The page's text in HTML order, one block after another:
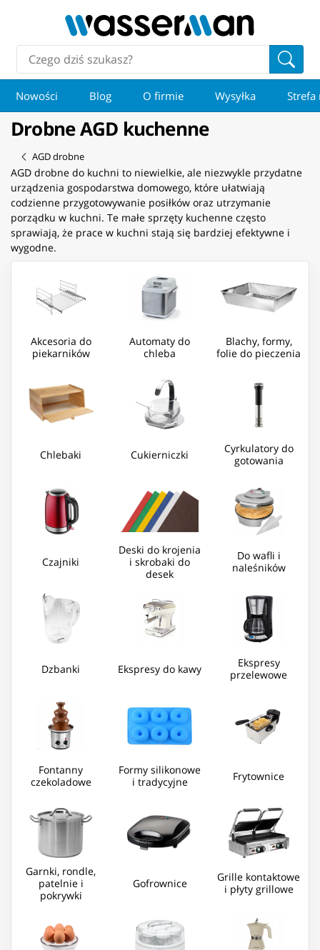
Nowości Blog O firmie Wysyłka Strefa
Drobne AGD kuchenne
AGD drobne
AGD drobne do kuchni to niewielkie, ale niezwykle przydatne
urządzenia gospodarstwa domowego, które ułatwiają
codzienne przygotowywanie posiłków oraz utrzymanie
porządku w kuchni. Te małe sprzęty kuchenne często
sprawiają, że prace w kuchni stają się bardziej efektywne i
wygodne.
Akcesoria do
piekarników
Automaty do
chleba
Blachy, formy,
folie do pieczenia
Chlebaki Cukierniczki
Cyrkulatory do
gotowania
Czajniki
Deski do krojenia
i skrobaki do
desek
Do wafli i
naleśników
Dzbanki Ekspresy do kawy
Ekspresy
przelewowe
Fontanny
czekoladowe
Formy silikonowe
i tradycyjne
Frytownice
Garnki, rondle,
patelnie i
pokrywki
Gofrownice
Grille kontaktowe
i płyty grillowe